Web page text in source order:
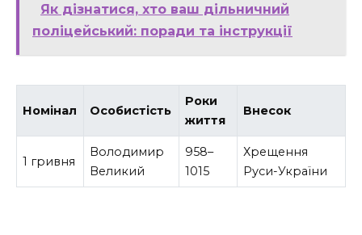
Як дізнатися, хто ваш дільничний
поліцейський: поради та інструкції
Номінал Особистість
Роки
життя
Внесок
1 гривня
Володимир
Великий
958–
1015
Хрещення
Руси-України